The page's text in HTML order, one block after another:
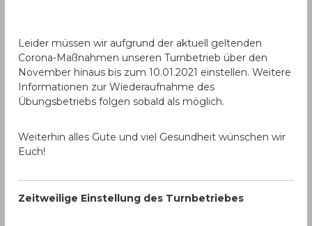
Leider müssen wir aufgrund der aktuell geltenden
Corona-Maßnahmen unseren Turnbetrieb über den
November hinaus bis zum 10.01.2021 einstellen. Weitere
Informationen zur Wiederaufnahme des
Übungsbetriebs folgen sobald als möglich.
Weiterhin alles Gute und viel Gesundheit wünschen wir
Euch!
Zeitweilige Einstellung des Turnbetriebes